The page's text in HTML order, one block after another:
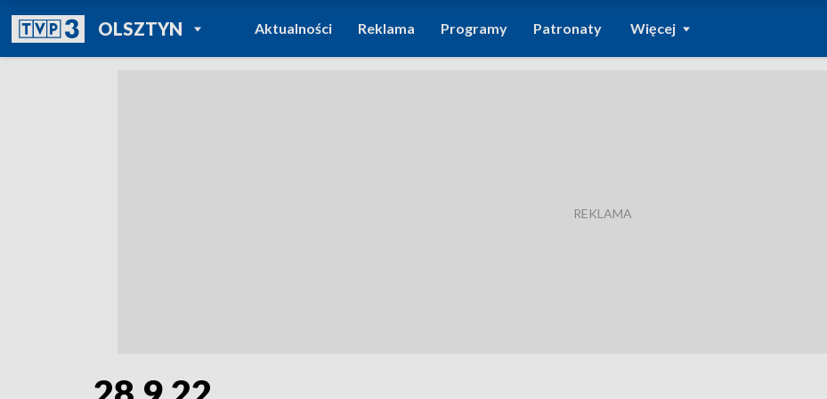
OLSZTYNPOWRÓT DO
TVP REGIONY
Aktualności Reklama Programy Patronaty Więcej